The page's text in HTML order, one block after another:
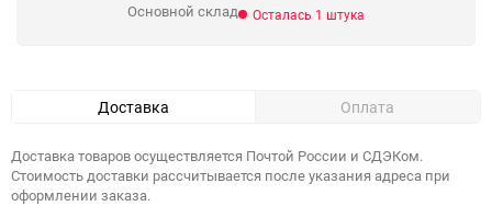
Основной склад Осталась 1 штука
Доставка Оплата
Доставка товаров осуществляется Почтой России и СДЭКом.
Стоимость доставки рассчитывается после указания адреса при
оформлении заказа.